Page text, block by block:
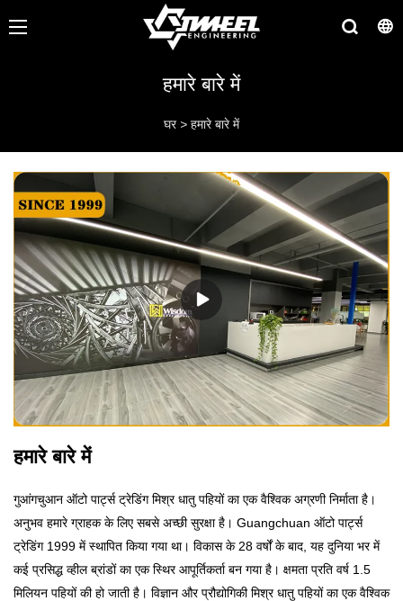
हमारे बारे में
घर > हमारे बारे में
हमारे बारे में
गुआंगचुआन ऑटो पार्ट्स ट्रेडिंग मिश्र धातु पहियों का एक वैश्विक अग्रणी निर्माता है।
अनुभव हमारे ग्राहक के लिए सबसे अच्छी सुरक्षा है। Guangchuan ऑटो पार्ट्स
ट्रेडिंग 1999 में स्थापित किया गया था। विकास के 28 वर्षों के बाद, यह दुनिया भर में
कई प्रसिद्ध व्हील ब्रांडों का एक स्थिर आपूर्तिकर्ता बन गया है। क्षमता प्रति वर्ष 1.5
मिलियन पहियों की हो जाती है। विज्ञान और प्रौद्योगिकी मिश्र धातु पहियों का एक वैश्विक